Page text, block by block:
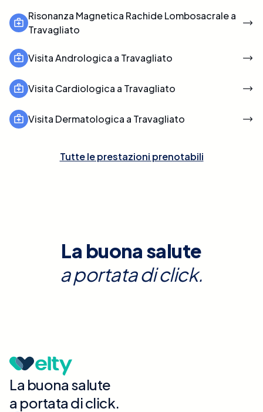
Risonanza Magnetica Rachide Lombosacrale a
Travagliato
Visita Andrologica a Travagliato
Visita Cardiologica a Travagliato
Visita Dermatologica a Travagliato
Tutte le prestazioni prenotabili
La buona salute
a portata di click.
La buona salute
a portata di click.